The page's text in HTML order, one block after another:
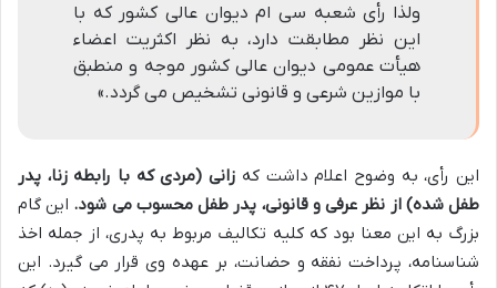
ولذا رأی شعبه سی ام دیوان عالی کشور که با
این نظر مطابقت دارد، به نظر اکثریت اعضاء
هیأت عمومی دیوان عالی کشور موجه و منطبق
با موازین شرعی و قانونی تشخیص می گردد.»
این رأی، به وضوح اعلام داشت که زانی (مردی که با رابطه زنا، پدر
طفل شده) از نظر عرفی و قانونی، پدر طفل محسوب می شود. این گام
بزرگ به این معنا بود که کلیه تکالیف مربوط به پدری، از جمله اخذ
شناسنامه، پرداخت نفقه و حضانت، بر عهده وی قرار می گیرد. این